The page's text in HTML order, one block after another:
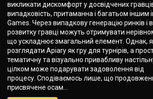
викликати дискомфорт у досвідчених
випадковість, притаманна і багатьом іншим
Games. Через випадкову генерацію ринків і
розвитку гравці можуть отримувати
що ускладнює змагальний елемент. Однак,
розглядати Apiary як гру для турнірів, а
тематичну та візуально привабливу
цілком може подарувати задоволення від
процесу. Сподіваємось лише, що
присвячене осам...